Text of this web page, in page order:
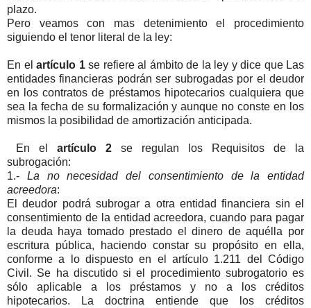
plazo.
Pero veamos con mas detenimiento el procedimiento
siguiendo el tenor literal de la ley:
En el artículo 1se refiere al ámbito de la ley y dice que Las
entidades financieras podrán ser subrogadas por el deudor
en los contratos de préstamos hipotecarios cualquiera que
sea la fecha de su formalización y aunque no conste en los
mismos la posibilidad de amortización anticipada.
En el artículo 2 se regulan los Requisitos de la
subrogación:
1.- La no necesidad del consentimiento de la entidad
acreedora:
El deudor podrá subrogar a otra entidad financiera sin el
consentimiento de la entidad acreedora, cuando para pagar
la deuda haya tomado prestado el dinero de aquélla por
escritura pública, haciendo constar su propósito en ella,
conforme a lo dispuesto en el artículo 1.211 del Código
Civil. Se ha discutido si el procedimiento subrogatorio es
sólo aplicable a los préstamos y no a los créditos
hipotecarios. La doctrina entiende que los créditos